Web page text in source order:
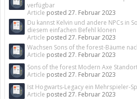
verfügbar
Article posted 27. Februar 2023
Du kannst Kelvin und andere NPCs in
diesem einfachen Befehl klonen
Article posted 27. Februar 2023
Wachsen Sons of the forest-Bäume
Article posted 27. Februar 2023
Sons of the forest Modern Axe
Article posted 27. Februar 2023
Ist Hogwarts-Legacy ein Mehrspieler-
Article posted 27. Februar 2023